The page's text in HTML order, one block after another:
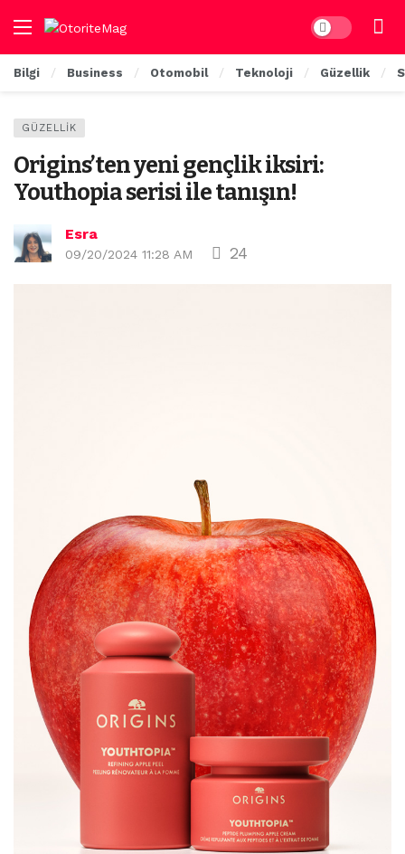
Dark mode
Bilgi Business Otomobil Teknoloji Güzellik
GÜZELLIK
Origins’ten yeni gençlik iksiri:
Youthopia serisi ile tanışın!
Esra
09/20/2024 11:28 AM 24